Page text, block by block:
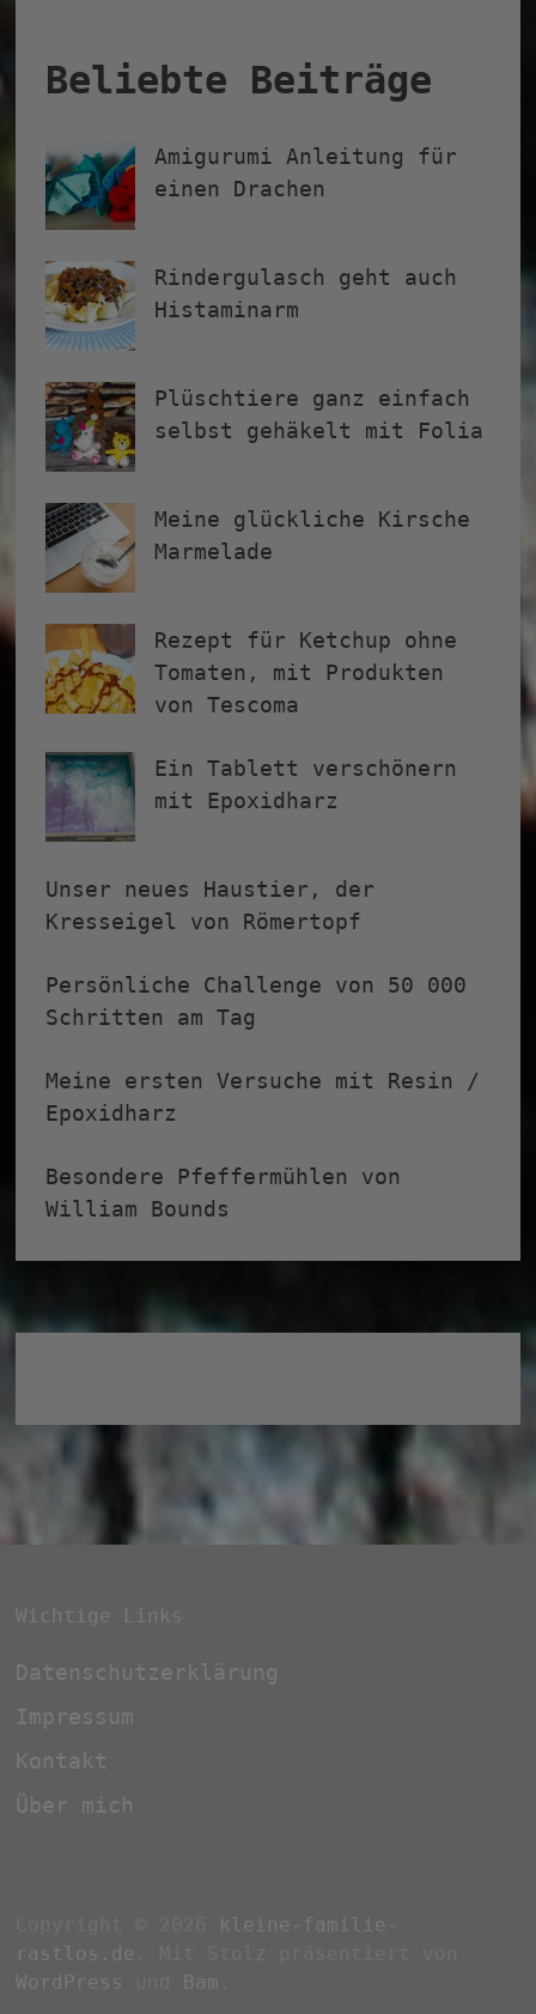
Beliebte Beiträge
Amigurumi Anleitung für
einen Drachen
Rindergulasch geht auch
Histaminarm
Plüschtiere ganz einfach
selbst gehäkelt mit Folia
Meine glückliche Kirsche
Marmelade
Rezept für Ketchup ohne
Tomaten, mit Produkten
von Tescoma
Ein Tablett verschönern
mit Epoxidharz
Unser neues Haustier, der
Kresseigel von Römertopf
Persönliche Challenge von 50 000
Schritten am Tag
Meine ersten Versuche mit Resin /
Epoxidharz
Besondere Pfeffermühlen von
William Bounds
Wichtige Links
Datenschutzerklärung
Impressum
Kontakt
Über mich
kleine-familie-
rastlos.de
WordPress
Bam